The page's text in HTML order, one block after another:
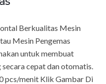
Berkualitas Mesin
Mesin Pengemas
untuk membuat
cepat dan otomatis.
pcs/menit Klik Gambar Di